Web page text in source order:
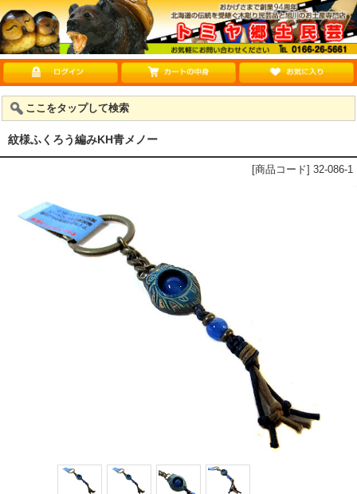
ここをタップして検索
紋様ふくろう編みKH青メノー
[商品コード] 32-086-1